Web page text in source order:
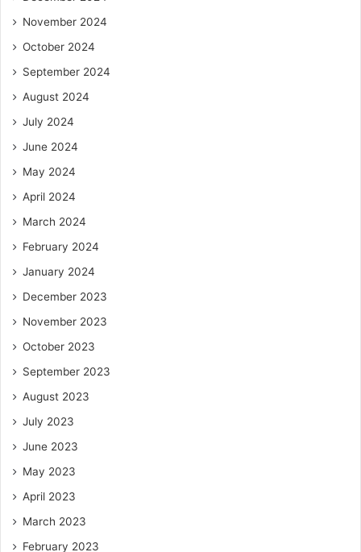
November 2024
October 2024
September 2024
August 2024
July 2024
June 2024
May 2024
April 2024
March 2024
February 2024
January 2024
December 2023
November 2023
October 2023
September 2023
August 2023
July 2023
June 2023
May 2023
April 2023
March 2023
February 2023